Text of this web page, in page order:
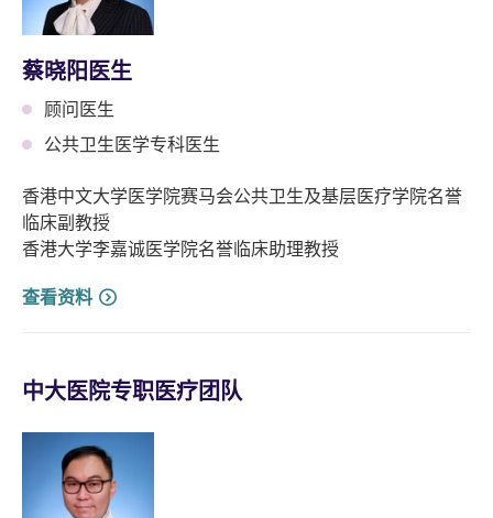
蔡晓阳医生
顾问医生
公共卫生医学专科医生
香港中文大学医学院赛马会公共卫生及基层医疗学院名誉
临床副教授
香港大学李嘉诚医学院名誉临床助理教授
查看资料
中大医院专职医疗团队